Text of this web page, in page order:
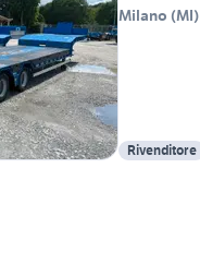
Milano (MI)
Rivenditore